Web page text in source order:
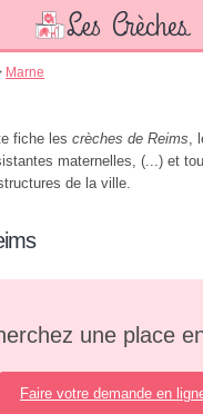
Marne
fiche les crèches de Reims,
maternelles, (...) et
de la ville.
une place
Faire votre demande en